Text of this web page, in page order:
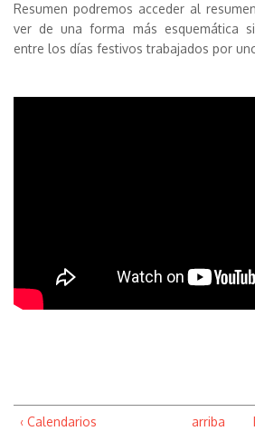
Resumen podremos acceder al
ver de una forma más esquemática
entre los días festivos trabajados por
‹ Calendarios arriba